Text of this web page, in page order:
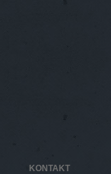
KONTAKT